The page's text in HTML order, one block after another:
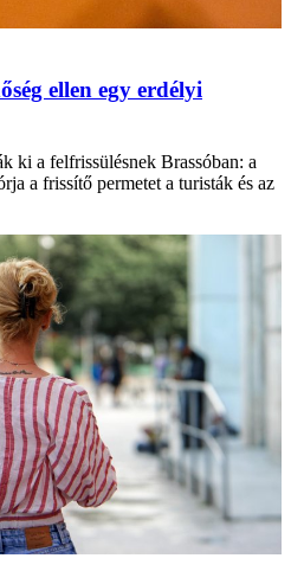
ellen egy erdélyi
ki a felfrissülésnek Brassóban: a
a frissítő permetet a turisták és az